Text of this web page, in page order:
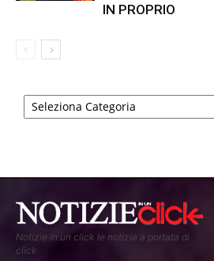
IN PROPRIO
Categorie
Notizie in un click le notizie a portata di
click